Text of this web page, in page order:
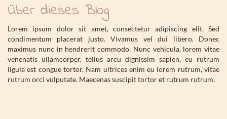
Über dieses Blog
Lorem ipsum dolor sit amet, consectetur adipiscing elit. Sed
condimentum placerat justo. Vivamus vel dui libero. Donec
maximus nunc in hendrerit commodo. Nunc vehicula, lorem vitae
venenatis ullamcorper, tellus arcu dignissim sapien, eu rutrum
ligula est congue tortor. Nam ultrices enim eu lorem rutrum, vitae
rutrum orci vulputate. Maecenas suscipit tortor et rutrum rutrum.